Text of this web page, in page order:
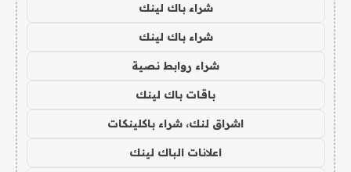
شراء باك لينك
شراء باك لينك
شراء روابط نصية
باقات باك لينك
اشراق لنك، شراء باكلينكات
اعلانات الباك لينك